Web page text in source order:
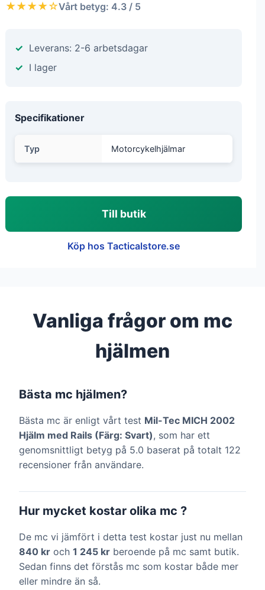
★★★★☆Vårt betyg: 4.3 / 5
Leverans: 2-6 arbetsdagar
I lager
Specifikationer
Typ Motorcykelhjälmar
Till butik
Köp hos Tacticalstore.se
Vanliga frågor om mc
hjälmen
Bästa mc hjälmen?
Bästa mc är enligt vårt test Mil-Tec MICH 2002
Hjälm med Rails (Färg: Svart), som har ett
genomsnittligt betyg på 5.0 baserat på totalt 122
recensioner från användare.
Hur mycket kostar olika mc ?
De mc vi jämfört i detta test kostar just nu mellan
840 kr och 1 245 kr beroende på mc samt butik.
Sedan finns det förstås mc som kostar både mer
eller mindre än så.